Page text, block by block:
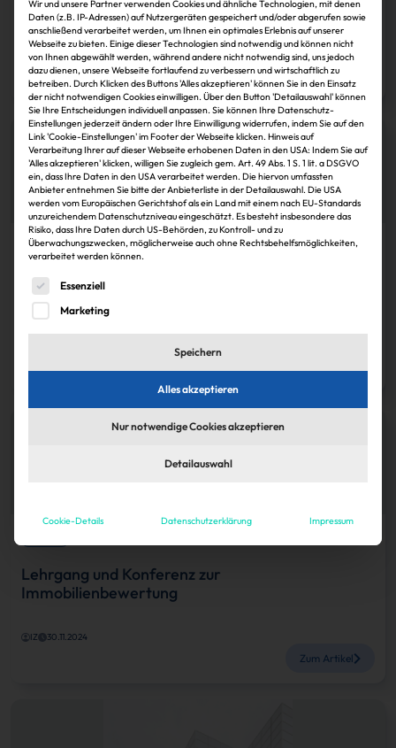
Generalsekretär
IZ 30.11.2024
Zum Artikel
Köpfe
Christian Huttenloher (38), zuletzt
Geschäftsführer und Leiter des…
Lehrgang und Konferenz zur
Immobilienbewertung
IZ 30.11.2024
Zum Artikel
Wir und unsere Partner verwenden Cookies und ähnliche Technologien, mit denen
Daten (z.B. IP-Adressen) auf Nutzergeräten gespeichert und/oder abgerufen sowie
anschließend verarbeitet werden, um Ihnen ein optimales Erlebnis auf unserer
Webseite zu bieten. Einige dieser Technologien sind notwendig und können nicht
von Ihnen abgewählt werden, während andere nicht notwendig sind, uns jedoch
dazu dienen, unsere Webseite fortlaufend zu verbessern und wirtschaftlich zu
betreiben. Durch Klicken des Buttons 'Alles akzeptieren' können Sie in den Einsatz
der nicht notwendigen Cookies einwilligen. Über den Button 'Detailauswahl' können
Sie Ihre Entscheidungen individuell anpassen. Sie können Ihre Datenschutz-
Einstellungen jederzeit ändern oder Ihre Einwilligung widerrufen, indem Sie auf den
Link 'Cookie-Einstellungen' im Footer der Webseite klicken. Hinweis auf
Verarbeitung Ihrer auf dieser Webseite erhobenen Daten in den USA: Indem Sie auf
'Alles akzeptieren' klicken, willigen Sie zugleich gem. Art. 49 Abs. 1 S. 1 lit. a DSGVO
ein, dass Ihre Daten in den USA verarbeitet werden. Die hiervon umfassten
Anbieter entnehmen Sie bitte der Anbieterliste in der Detailauswahl. Die USA
werden vom Europäischen Gerichtshof als ein Land mit einem nach EU-Standards
unzureichendem Datenschutzniveau eingeschätzt. Es besteht insbesondere das
Risiko, dass Ihre Daten durch US-Behörden, zu Kontroll- und zu
Überwachungszwecken, möglicherweise auch ohne Rechtsbehelfsmöglichkeiten,
verarbeitet werden können.
Es folgt eine Liste der Service-Gruppen, für die eine
Essenziell
Marketing
Speichern
Alles akzeptieren
Nur notwendige Cookies akzeptieren
Detailauswahl
Cookie-Details Datenschutzerklärung Impressum